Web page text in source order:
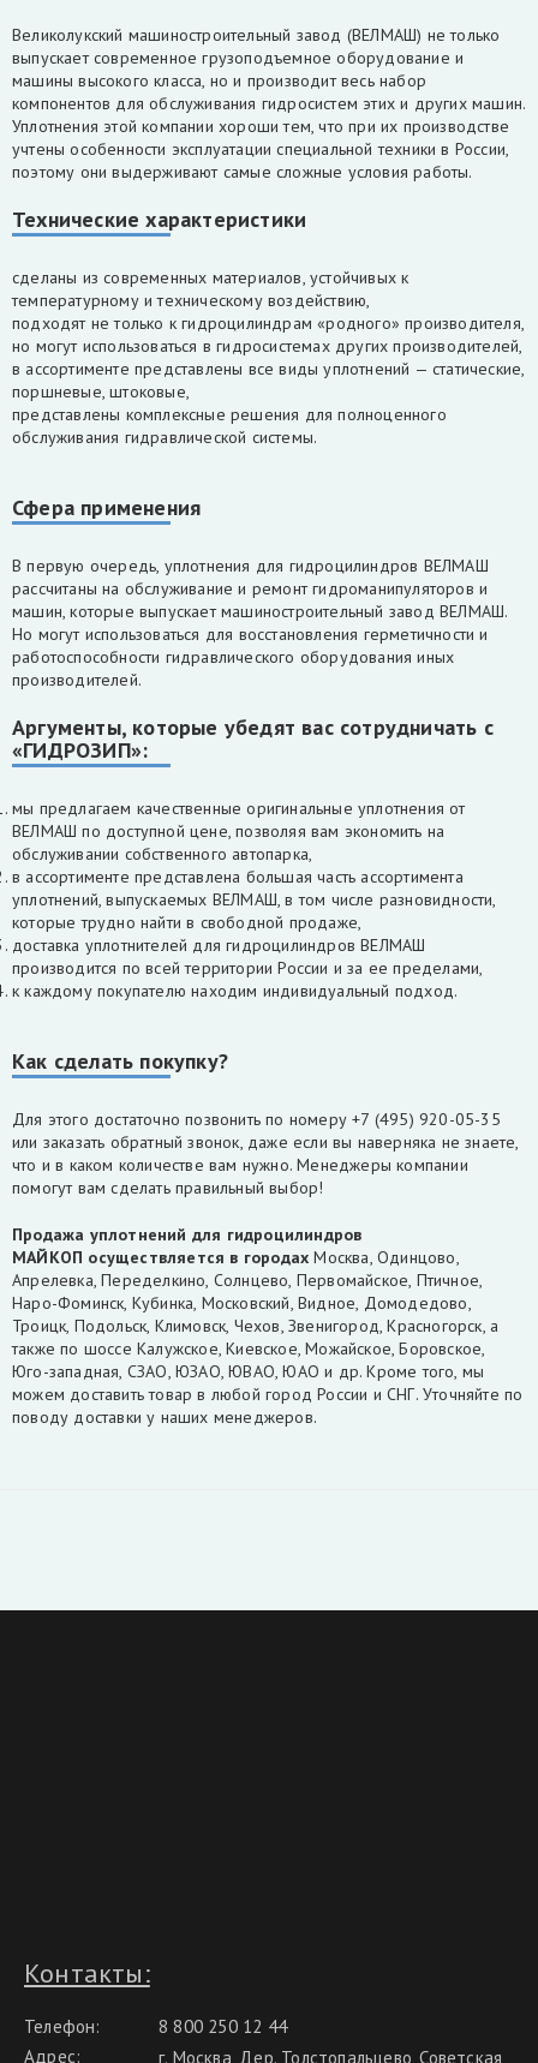
Великолукский машиностроительный завод (ВЕЛМАШ) не только
выпускает современное грузоподъемное оборудование и
машины высокого класса, но и производит весь набор
компонентов для обслуживания гидросистем этих и других машин.
Уплотнения этой компании хороши тем, что при их производстве
учтены особенности эксплуатации специальной техники в России,
поэтому они выдерживают самые сложные условия работы.
Технические характеристики
сделаны из современных материалов, устойчивых к
температурному и техническому воздействию,
подходят не только к гидроцилиндрам «родного» производителя,
но могут использоваться в гидросистемах других производителей,
в ассортименте представлены все виды уплотнений — статические,
поршневые, штоковые,
представлены комплексные решения для полноценного
обслуживания гидравлической системы.
Сфера применения
В первую очередь, уплотнения для гидроцилиндров ВЕЛМАШ
рассчитаны на обслуживание и ремонт гидроманипуляторов и
машин, которые выпускает машиностроительный завод ВЕЛМАШ.
Но могут использоваться для восстановления герметичности и
работоспособности гидравлического оборудования иных
производителей.
Аргументы, которые убедят вас сотрудничать с
«ГИДРОЗИП»:
мы предлагаем качественные оригинальные уплотнения от
ВЕЛМАШ по доступной цене, позволяя вам экономить на
обслуживании собственного автопарка,
в ассортименте представлена большая часть ассортимента
уплотнений, выпускаемых ВЕЛМАШ, в том числе разновидности,
которые трудно найти в свободной продаже,
доставка уплотнителей для гидроцилиндров ВЕЛМАШ
производится по всей территории России и за ее пределами,
к каждому покупателю находим индивидуальный подход.
Как сделать покупку?
Для этого достаточно позвонить по номеру +7 (495) 920-05-35
или заказать обратный звонок, даже если вы наверняка не знаете,
что и в каком количестве вам нужно. Менеджеры компании
помогут вам сделать правильный выбор!
Продажа уплотнений для гидроцилиндров
МАЙКОП осуществляется в городахМосква, Одинцово,
Апрелевка, Переделкино, Солнцево, Первомайское, Птичное,
Наро-Фоминск, Кубинка, Московский, Видное, Домодедово,
Троицк, Подольск, Климовск, Чехов, Звенигород, Красногорск, а
также по шоссе Калужское, Киевское, Можайское, Боровское,
Юго-западная, СЗАО, ЮЗАО, ЮВАО, ЮАО и др. Кроме того, мы
можем доставить товар в любой город России и СНГ. Уточняйте по
поводу доставки у наших менеджеров.
Контакты:
Телефон:
8 800 250 12 44
Адрес:
г. Москва, Дер. Толстопальцево, Советская